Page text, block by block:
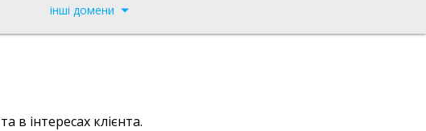
інші домени
в інтересах клієнта.